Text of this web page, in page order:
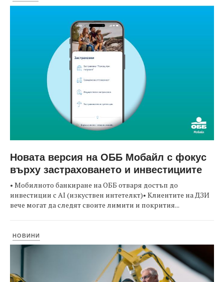
Новата версия на ОББ Мобайл с фокус
върху застраховането и инвестициите
• Мобилното банкиране на ОББ отваря достъп до
инвестиции с AI (изкуствен интетелкт)• Клиентите на ДЗИ
вече могат да следят своите лимити и покрития...
НОВИНИ